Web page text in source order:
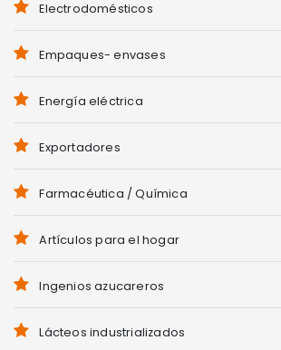
Electrodomésticos
Empaques- envases
Energía eléctrica
Exportadores
Farmacéutica / Química
Artículos para el hogar
Ingenios azucareros
Lácteos industrializados